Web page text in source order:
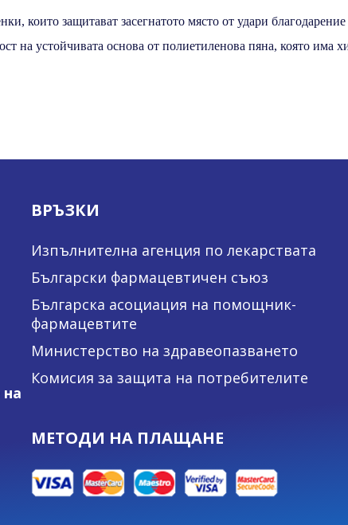
които защитават засегнатото място от удари
на устойчивата основа от полиетиленова пяна, която има
ВРЪЗКИ
Изпълнителна агенция по лекарствата
Български фармацевтичен съюз
Българска асоциация на помощник-
фармацевтите
Министерство на здравеопазването
Комисия за защита на потребителите
МЕТОДИ НА ПЛАЩАНЕ